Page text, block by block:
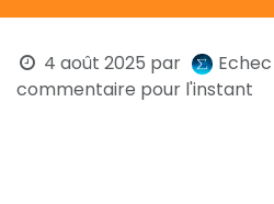
4 août 2025 par
commentaire pour l'instant